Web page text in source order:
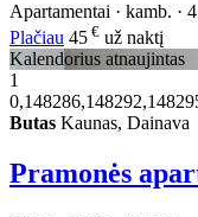
Apartamentai · kamb. ·
Plačiau 45 € už naktį
Kalendorius atnaujintas
1
Butas Kaunas, Dainava
Pramonės